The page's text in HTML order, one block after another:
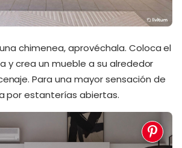
chimenea, aprovéchala. Coloca el
y crea un mueble a su alrededor
Para una mayor sensación de
por estanterías abiertas.